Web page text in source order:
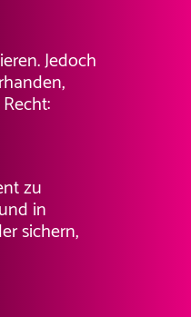
Jedoch
zu
in
sichern,